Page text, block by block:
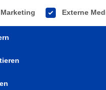
für die eine
Marketing Externe